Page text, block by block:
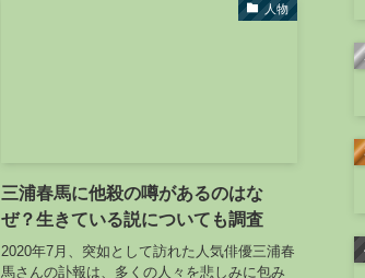
人物
三浦春馬に他殺の噂があるのはな
ぜ？生きている説についても調査
2020年7月、突如として訪れた人気俳優三浦春
馬さんの訃報は、多くの人々を悲しみに包み